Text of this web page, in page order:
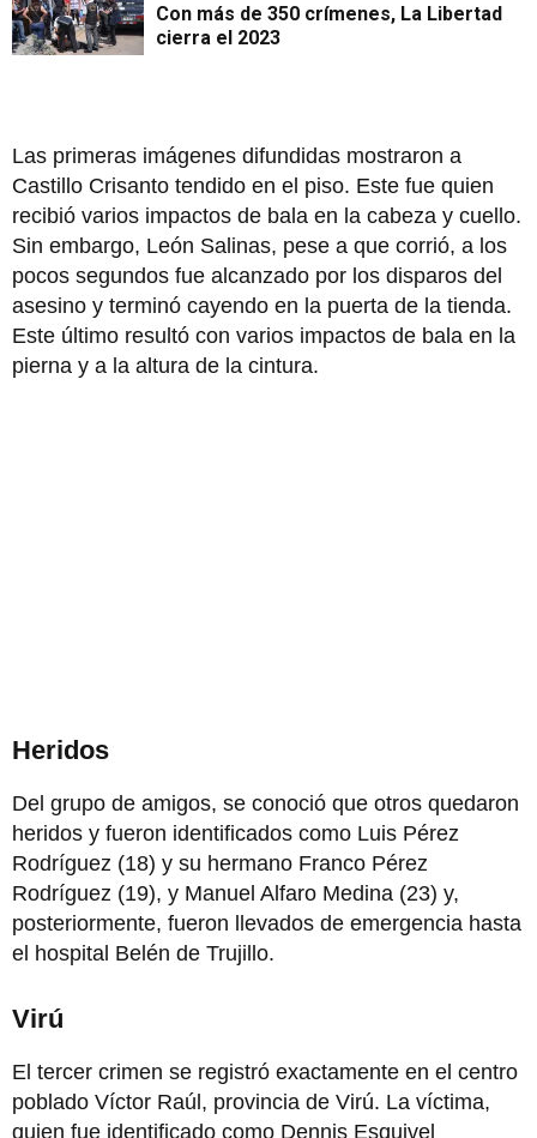
Con más de 350 crímenes, La Libertad
cierra el 2023
Las primeras imágenes difundidas mostraron a
Castillo Crisanto tendido en el piso. Este fue quien
recibió varios impactos de bala en la cabeza y cuello.
Sin embargo, León Salinas, pese a que corrió, a los
pocos segundos fue alcanzado por los disparos del
asesino y terminó cayendo en la puerta de la tienda.
Este último resultó con varios impactos de bala en la
pierna y a la altura de la cintura.
Heridos
Del grupo de amigos, se conoció que otros quedaron
heridos y fueron identificados como Luis Pérez
Rodríguez (18) y su hermano Franco Pérez
Rodríguez (19), y Manuel Alfaro Medina (23) y,
posteriormente, fueron llevados de emergencia hasta
el hospital Belén de Trujillo.
Virú
El tercer crimen se registró exactamente en el centro
poblado Víctor Raúl, provincia de Virú. La víctima,
quien fue identificado como Dennis Esquivel